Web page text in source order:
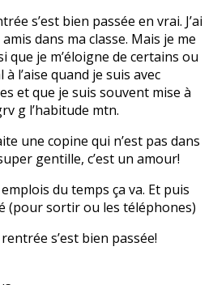
s’est bien passée en vrai. J’ai
dans ma classe. Mais je me
que je m’éloigne de certains ou
l’aise quand je suis avec
et que je suis souvent mise à
g l’habitude mtn.
une copine qui n’est pas dans
gentille, c’est un amour!
du temps ça va. Et puis
(pour sortir ou les téléphones)
s’est bien passée!